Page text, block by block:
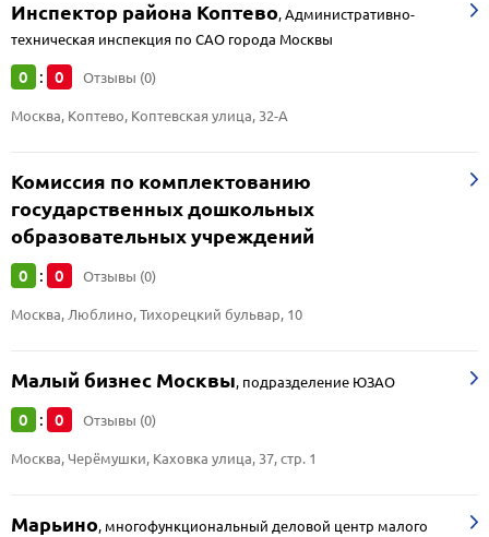
Инспектор района Коптево,Административно-
техническая инспекция по САО города Москвы
0 : 0 Отзывы (0)
Москва, Коптево, Коптевская улица, 32-А
Комиссия по комплектованию
государственных дошкольных
образовательных учреждений
0 : 0 Отзывы (0)
Москва, Люблино, Тихорецкий бульвар, 10
Малый бизнес Москвы, подразделение ЮЗАО
0 : 0 Отзывы (0)
Москва, Черёмушки, Каховка улица, 37, стр. 1
Марьино, многофункциональный деловой центр малого